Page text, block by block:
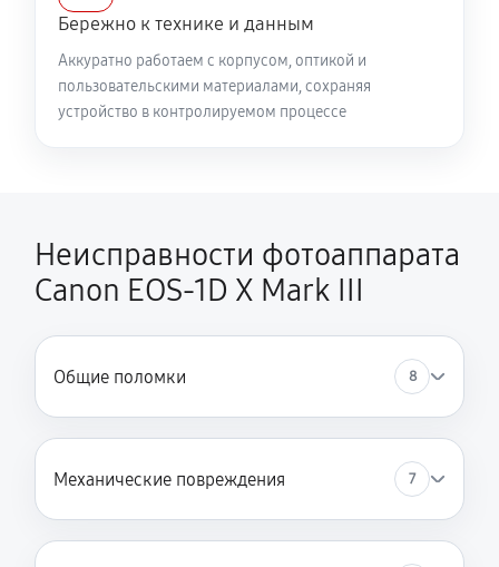
Бережно к технике и данным
Аккуратно работаем с корпусом, оптикой и
пользовательскими материалами, сохраняя
устройство в контролируемом процессе
Неисправности фотоаппарата
Canon EOS‑1D X Mark III
Общие поломки 8
Механические повреждения 7